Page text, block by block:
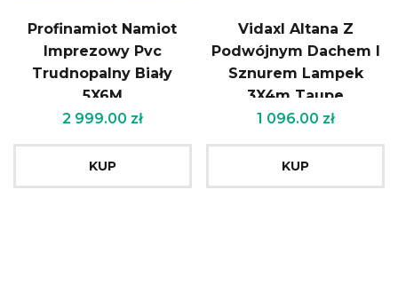
Profinamiot Namiot
Imprezowy Pvc
Trudnopalny Biały
5X6M
2 999.00 zł
KUP
Vidaxl Altana Z
Podwójnym Dachem I
Sznurem Lampek
3X4m Taupe
1 096.00 zł
KUP